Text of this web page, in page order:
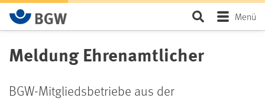
Zum Hauptinhalt springen SeiteMenü
Meldung Ehrenamtlicher
BGW-Mitgliedsbetriebe aus der